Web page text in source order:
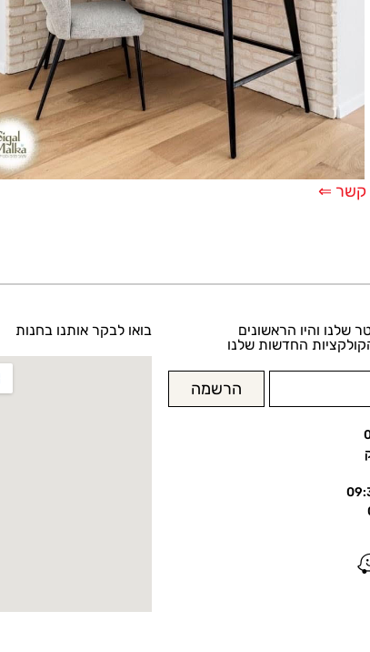
קשר ⇐
שלנו והיו הראשונים
החדשות שלנו
הרשמה
בואו לבקר אותנו בחנות